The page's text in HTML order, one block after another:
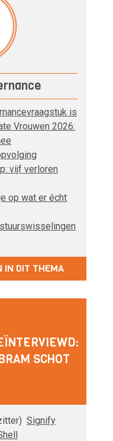
is
Vrouwen 2026:
vijf verloren
op wat er écht
IN DIT THEMA
SCHOT
Signify